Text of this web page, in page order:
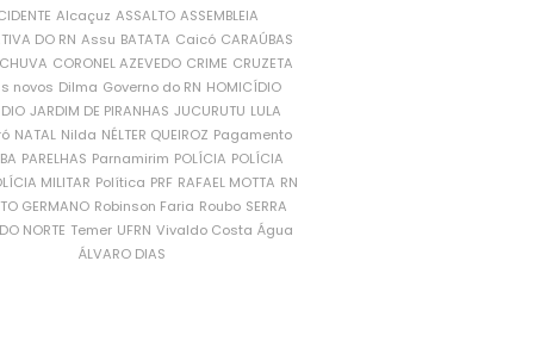
Alcaçuz ASSALTO ASSEMBLEIA
DO RN Assu BATATA Caicó CARAÚBAS
CORONEL AZEVEDO CRIME CRUZETA
novos Dilma Governo do RN HOMICÍDIO
JARDIM DE PIRANHAS JUCURUTU LULA
NATAL Nilda NÉLTER QUEIROZ Pagamento
PARELHAS Parnamirim POLÍCIA POLÍCIA
MILITAR Política PRF RAFAEL MOTTA RN
GERMANO Robinson Faria Roubo SERRA
NORTE Temer UFRN Vivaldo Costa Água
ÁLVARO DIAS